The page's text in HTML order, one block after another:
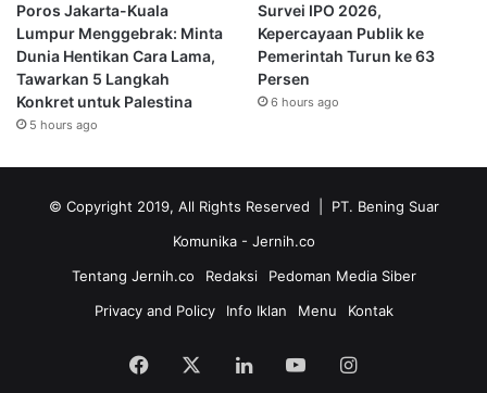
Poros Jakarta-Kuala
Lumpur Menggebrak: Minta
Dunia Hentikan Cara Lama,
Tawarkan 5 Langkah
Konkret untuk Palestina
5 hours ago
Survei IPO 2026,
Kepercayaan Publik ke
Pemerintah Turun ke 63
Persen
6 hours ago
© Copyright 2019, All Rights Reserved | PT. Bening Suar
Komunika - Jernih.co
Tentang Jernih.co
Redaksi
Pedoman Media Siber
Privacy and Policy
Info Iklan Menu Kontak
Facebook LinkedInYouTubeInstagram